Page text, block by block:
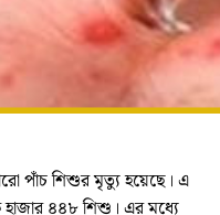
পাঁচ শিশুর মৃত্যু হয়েছে। এ
৪৪৮ শিশু। এর মধ্যে